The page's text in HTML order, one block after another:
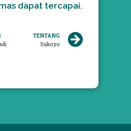
dapat tercapai.
TENTANG
Sukoyo Next